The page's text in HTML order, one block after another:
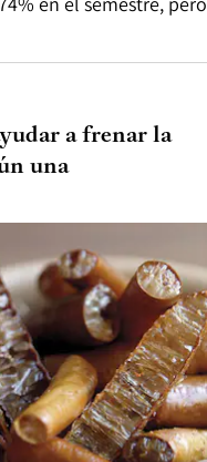
a frenar la
una